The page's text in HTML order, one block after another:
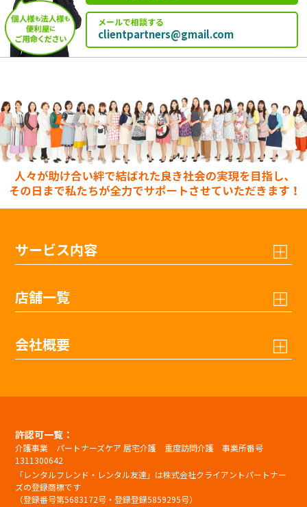
メールで相談する
clientpartners@gmail.com
サービス内容
店舗一覧
会社概要
許認可一覧：
介護事業 パートナーズケア 居宅介護 重度訪問介護 事業所番号
1311300642
「レンタルフレンド・レンタル友達」は株式会社クライアントパートナー
ズの登録商標です
（登録番号第5683172号・登録登録5859295号）